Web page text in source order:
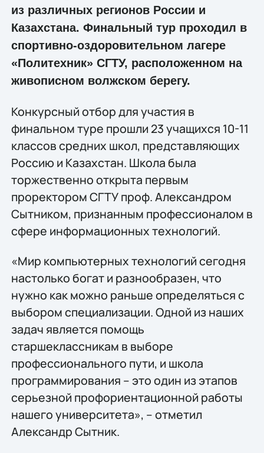
из различных регионов России и
Казахстана. Финальный тур проходил в
спортивно-оздоровительном лагере
«Политехник» СГТУ, расположенном на
живописном волжском берегу.
Конкурсный отбор для участия в
финальном туре прошли 23 учащихся 10-11
классов средних школ, представляющих
Россию и Казахстан. Школа была
торжественно открыта первым
проректором СГТУ проф. Александром
Сытником, признанным профессионалом в
сфере информационных технологий.
«Мир компьютерных технологий сегодня
настолько богат и разнообразен, что
нужно как можно раньше определяться с
выбором специализации. Одной из наших
задач является помощь
старшеклассникам в выборе
профессионального пути, и школа
программирования – это один из этапов
серьезной профориентационной работы
нашего университета», – отметил
Александр Сытник.